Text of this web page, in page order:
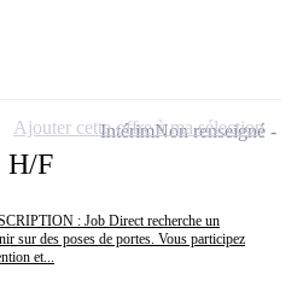
H/F
: Job Direct recherche un
sur des poses de portes. Vous participez
et...
IntérimNon renseigné
Ajouter cette offre à ma sélection